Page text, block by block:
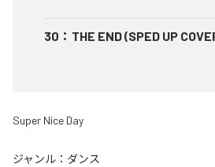
30 ： THE END (SPED UP
Super Nice Day
ジャンル： ダンス